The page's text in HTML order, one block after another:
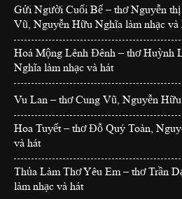
Gửi Người Cuối Bể – thơ Nguyễn
Vũ, Nguyễn Hữu Nghĩa làm nhạc và
Hoá Mộng Lênh Đênh – thơ Huỳnh
Nghĩa làm nhạc và hát
Vu Lan – thơ Cung Vũ, Nguyễn
Hoa Tuyết – thơ Đỗ Quý Toàn,
và hát
Thủa Làm Thơ Yêu Em – thơ Trần
làm nhạc và hát